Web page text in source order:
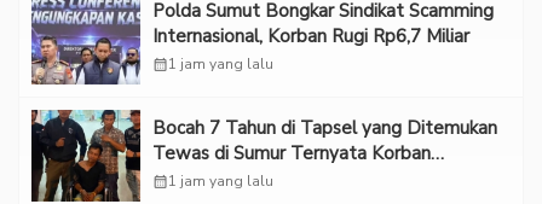
Polda Sumut Bongkar Sindikat Scamming
Internasional, Korban Rugi Rp6,7 Miliar
calendar_month1 jam yang lalu
Bocah 7 Tahun di Tapsel yang Ditemukan
Tewas di Sumur Ternyata Korban
Kekerasan Seksual
calendar_month1 jam yang lalu